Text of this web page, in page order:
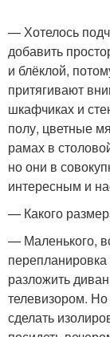
— Хотелось
добавить
и блёклой,
притягивают
шкафчиках и
полу, цветные
рамах в
но они в
интересным и
— Какого
— Маленького,
разложить
телевизором.
сделать